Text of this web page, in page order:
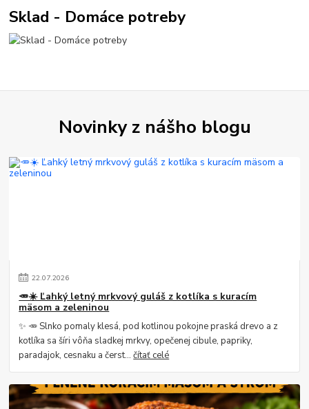
Sklad - Domáce potreby
Novinky z nášho blogu
22.07.2026
🥕☀️ Ľahký letný mrkvový guláš z kotlíka s kuracím
mäsom a zeleninou
✨ 🥕 Slnko pomaly klesá, pod kotlinou pokojne praská drevo a z
kotlíka sa šíri vôňa sladkej mrkvy, opečenej cibule, papriky,
paradajok, cesnaku a čerst...čítať celé